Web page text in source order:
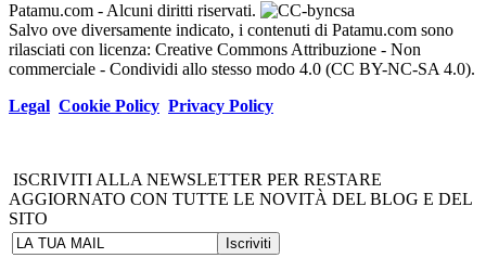
Patamu.com - Alcuni diritti riservati.
Salvo ove diversamente indicato, i contenuti di Patamu.com sono
rilasciati con licenza: Creative Commons Attribuzione - Non
commerciale - Condividi allo stesso modo 4.0 (CC BY-NC-SA 4.0).
Legal Cookie Policy Privacy Policy
ISCRIVITI ALLA NEWSLETTER PER RESTARE
AGGIORNATO CON TUTTE LE NOVITÀ DEL BLOG E DEL
SITO